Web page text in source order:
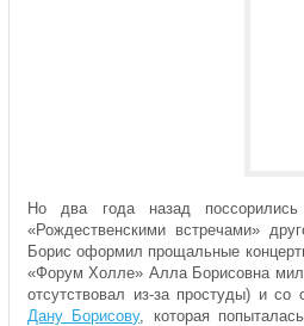
Но два года назад
«Рождественскими встречами»
Борис оформил прощальные
«Форум Холле» Алла Борисовна
отсутствовал из-за простуды) и
Дану Борисову, которая